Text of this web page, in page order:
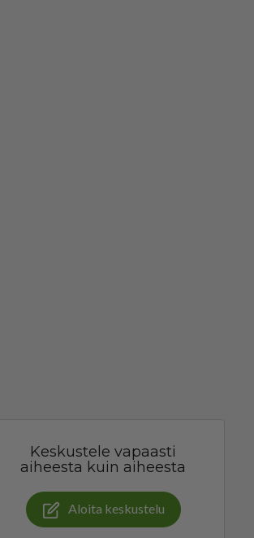
Keskustele vapaasti
aiheesta kuin aiheesta
Aloita keskustelu